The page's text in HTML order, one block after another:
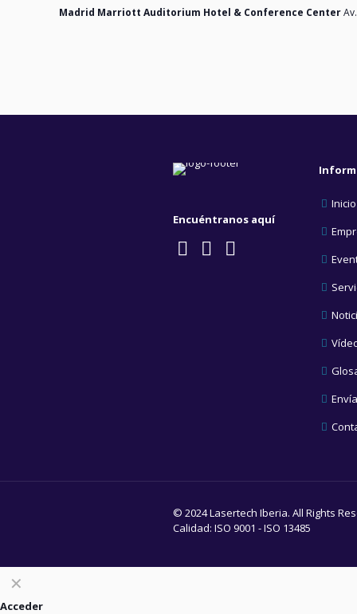
Madrid Marriott Auditorium Hotel & Conference Center
Encuéntranos aquí
Inicio
© 2024 Lasertech Iberia. All Rights
Calidad: ISO 9001 -ISO 13485
✕
Acceder